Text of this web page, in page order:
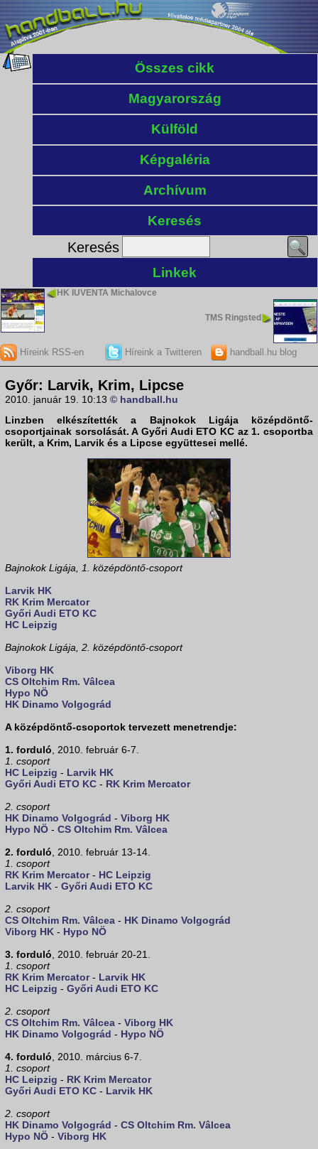
Összes cikk
Magyarország
Külföld
Képgaléria
Archívum
Keresés
Keresés
Linkek
HK IUVENTA Michalovce
TMS Ringsted
Híreink RSS-en Híreink a Twitteren handball.hu blog
Győr: Larvik, Krim, Lipcse
2010. január 19. 10:13 © handball.hu
Linzben elkészítették a Bajnokok Ligájaközépdöntő-
csoportjainak sorsolását. A Győri Audi ETO KC az 1. csoportba
került, a Krim, Larvik és a Lipcse együttesei mellé.
Bajnokok Ligája, 1. középdöntő-csoport
Larvik HK
RK Krim Mercator
Győri Audi ETO KC
HC Leipzig
Bajnokok Ligája, 2. középdöntő-csoport
Viborg HK
CS Oltchim Rm. Vâlcea
Hypo NÖ
HK Dinamo Volgográd
A középdöntő-csoportok tervezett menetrendje:
1. forduló, 2010. február 6-7.
1. csoport
HC Leipzig - Larvik HK
Győri Audi ETO KC - RK Krim Mercator
2. csoport
HK Dinamo Volgográd - Viborg HK
Hypo NÖ - CS Oltchim Rm. Vâlcea
2. forduló, 2010. február 13-14.
1. csoport
RK Krim Mercator- HC Leipzig
Larvik HK - Győri Audi ETO KC
2. csoport
CS Oltchim Rm. Vâlcea - HK Dinamo Volgográd
Viborg HK - Hypo NÖ
3. forduló, 2010. február 20-21.
1. csoport
RK Krim Mercator- Larvik HK
HC Leipzig - Győri Audi ETO KC
2. csoport
CS Oltchim Rm. Vâlcea - Viborg HK
HK Dinamo Volgográd - Hypo NÖ
4. forduló, 2010. március 6-7.
1. csoport
HC Leipzig - RK Krim Mercator
Győri Audi ETO KC - Larvik HK
2. csoport
HK Dinamo Volgográd - CS Oltchim Rm. Vâlcea
Hypo NÖ - Viborg HK